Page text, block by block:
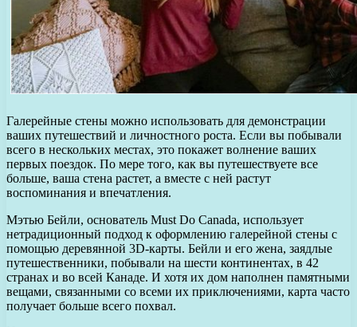
Галерейные стены можно использовать для демонстрации
ваших путешествий и личностного роста. Если вы побывали
всего в нескольких местах, это покажет волнение ваших
первых поездок. По мере того, как вы путешествуете все
больше, ваша стена растет, а вместе с ней растут
воспоминания и впечатления.
Мэтью Бейли, основатель Must Do Canada, использует
нетрадиционный подход к оформлению галерейной стены с
помощью деревянной 3D-карты. Бейли и его жена, заядлые
путешественники, побывали на шести континентах, в 42
странах и во всей Канаде. И хотя их дом наполнен памятными
вещами, связанными со всеми их приключениями, карта часто
получает больше всего похвал.